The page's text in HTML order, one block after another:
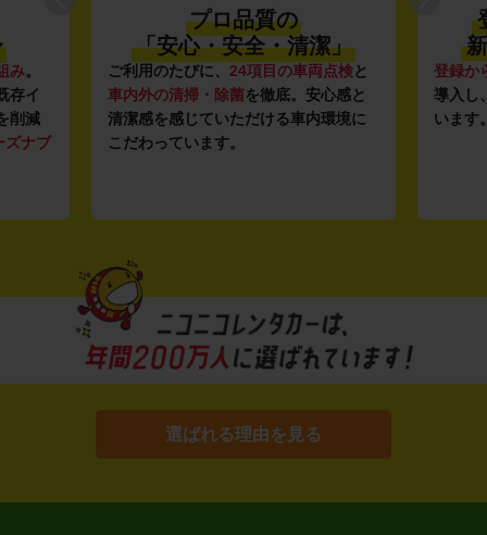
み。
存イ
削減
ズナブ
プロ品質の
「安心・安全・清潔」
ご利用のたびに、 24項目の車両点検と
車内外の清掃・除菌を徹底。安心感と
清潔感を感じていただける車内環境に
こだわっています。
登録か
導入し
います
選ばれる理由を見る